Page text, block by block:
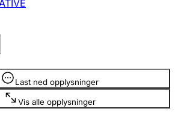
slette
slette
Last ned opplysninger
Vis alle opplysninger